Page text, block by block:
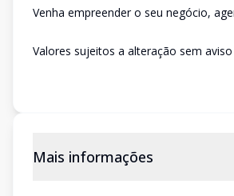
Venha empreender o seu negócio,
Valores sujeitos a alteração sem
Mais informações